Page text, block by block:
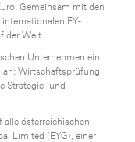
Gemeinsam mit den
EY-
der Welt.
Unternehmen ein
Wirtschaftsprüfung,
Strategie- und
alle österreichischen
Limited (EYG), einer